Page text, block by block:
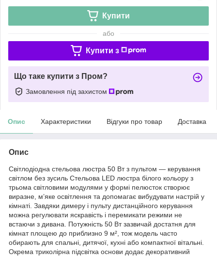
Купити
або
Купити з
Що таке купити з Пром?
Замовлення під захистом
Опис Характеристики Відгуки про товар Доставка
Опис
Світлодіодна стельова люстра 50 Вт з пультом — керування
світлом без зусиль Стельова LED люстра білого кольору з
трьома світловими модулями у формі пелюсток створює
виразне, м’яке освітлення та допомагає вибудувати настрій у
кімнаті. Завдяки димеру і пульту дистанційного керування
можна регулювати яскравість і перемикати режими не
встаючи з дивана. Потужність 50 Вт зазвичай достатня для
кімнат площею до приблизно 9 м², тож модель часто
обирають для спальні, дитячої, кухні або компактної вітальні.
Окрема триколірна підсвітка основи додає декоративний